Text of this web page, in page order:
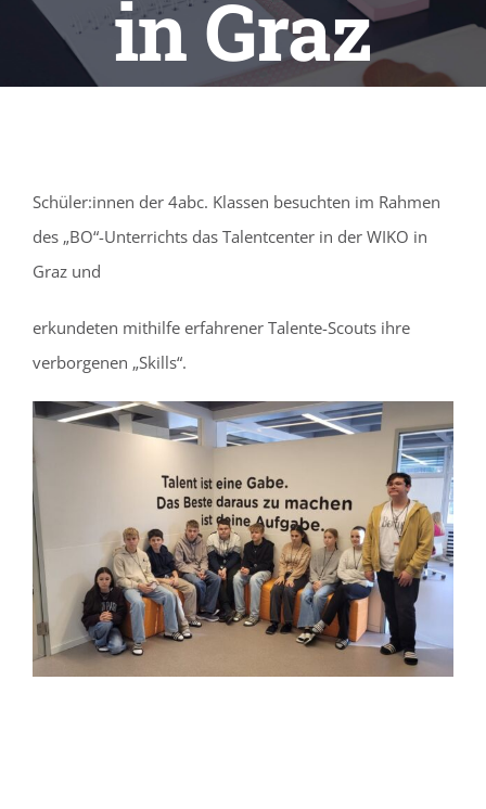
in Graz
Schüler:innen der 4abc. Klassen besuchten im Rahmen
des „BO“-Unterrichts das Talentcenter in der WIKO in
Graz und
erkundeten mithilfe erfahrener Talente-Scouts ihre
verborgenen „Skills“.